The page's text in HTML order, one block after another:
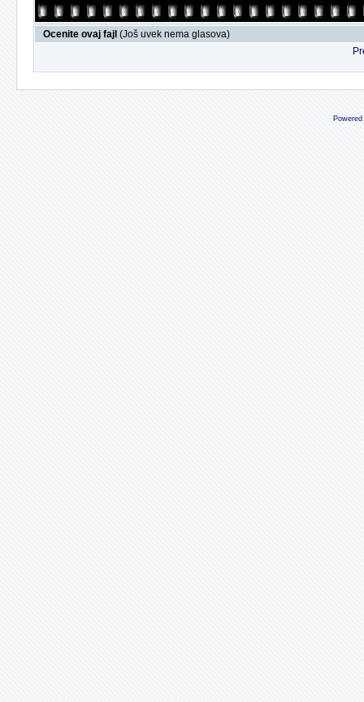
Ocenite ovaj fajl (Još uvek nema glasova)